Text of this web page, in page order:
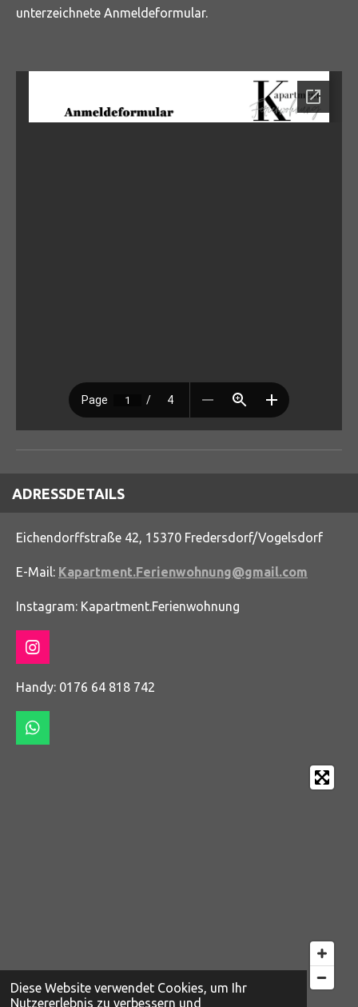
Diese Website verwendet Cookies, um Ihr
Nutzererlebnis zu verbessern und
unterzeichnete Anmeldeformular.
ADRESSDETAILS
Eichendorffstraße 42, 15370 Fredersdorf/Vogelsdorf
E-Mail: Kapartment.Ferienwohnung@gmail.com
Instagram: Kapartment.Ferienwohnung
I
n
s
a
g
r
Handy: 0176 64 818 742
W
h